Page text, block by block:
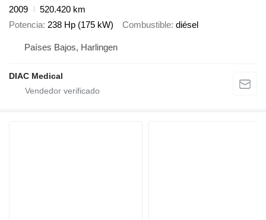
2009
520.420 km
Potencia 238 Hp (175 kW) Combustible diésel
Países Bajos, Harlingen
DIAC Medical